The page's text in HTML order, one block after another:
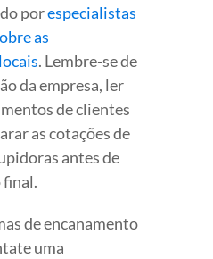
porespecialistas
as
. Lembre-se de
da empresa, ler
de clientes
as cotações de
antes de
final.
de encanamento
uma